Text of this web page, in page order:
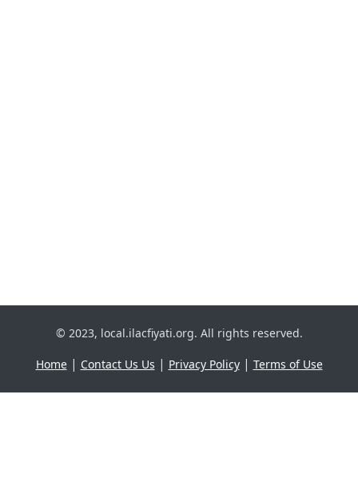
© 2023, local.ilacfiyati.org. All rights reserved.
Home| Contact Us Us | Privacy Policy| Terms of Use